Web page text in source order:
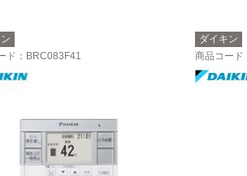
ド ：BRC083F41
ダイキン
商品コード